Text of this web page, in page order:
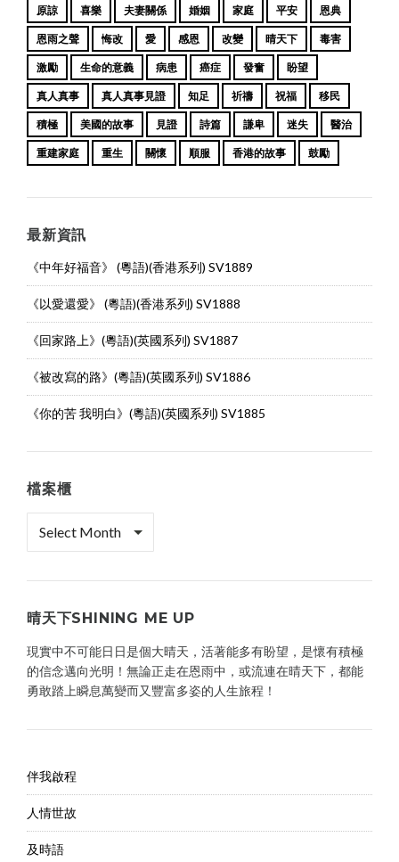
原諒 喜樂 夫妻關係 婚姻 家庭 平安 恩典
恩雨之聲 悔改 愛 感恩 改變 晴天下 毒害
激勵 生命的意義 病患 癌症 發奮 盼望
真人真事 真人真事見證 知足 祈禱 祝福 移民
積極 美國的故事 見證 詩篇 謙卑 迷失 醫治
重建家庭 重生 關懷 順服 香港的故事 鼓勵
最新資訊
《中年好福音》 (粵語)(香港系列) SV1889
《以愛還愛》 (粵語)(香港系列) SV1888
《回家路上》(粵語)(英國系列) SV1887
《被改寫的路》(粵語)(英國系列) SV1886
《你的苦 我明白》(粵語)(英國系列) SV1885
檔案櫃
晴天下SHINING ME UP
現實中不可能日日是個大晴天，活著能多有盼望，是懷有積極
的信念邁向光明！無論正走在恩雨中，或流連在晴天下，都能
勇敢踏上瞬息萬變而又豐富多姿的人生旅程！
伴我啟程
人情世故
及時語